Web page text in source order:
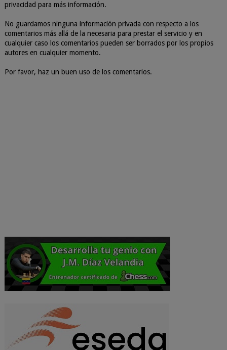
privacidad para más información.
No guardamos ninguna información privada con respecto a los
comentarios más allá de la necesaria para prestar el servicio y en
cualquier caso los comentarios pueden ser borrados por los propios
autores en cualquier momento.
Por favor, haz un buen uso de los comentarios.